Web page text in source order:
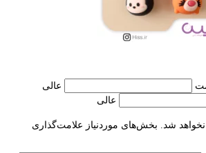
عالی
عالی
شد.
بخش‌های موردنیاز علامت‌گذاری